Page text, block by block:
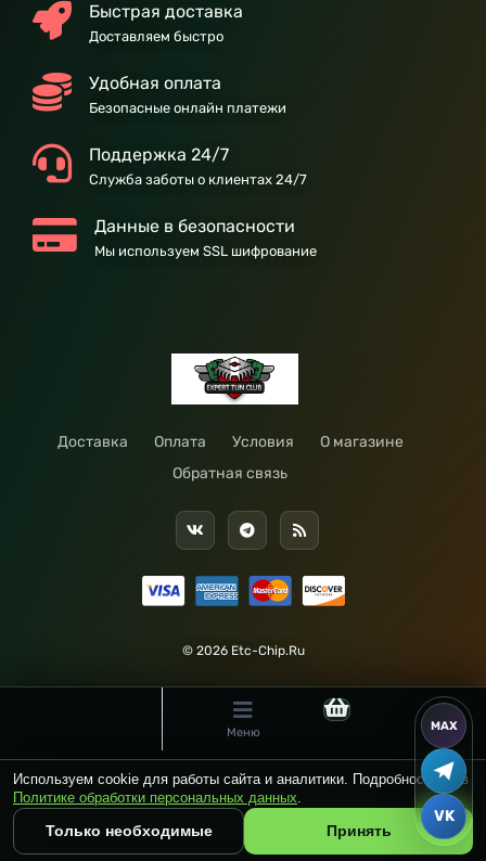
Быстрая доставка
Доставляем быстро
Удобная оплата
Безопасные онлайн платежи
Поддержка 24/7
Служба заботы о клиентах 24/7
Данные в безопасности
Мы используем SSL шифрование
Доставка Оплата Условия
О магазине
Обратная связь
© 2026 Etc-Chip.Ru
Меню
Используем cookie для работы сайта и аналитики. Подробности — в
Политике обработки персональных данных.
Только необходимые Принять